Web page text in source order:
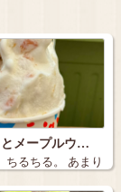
とメープルウ…
ちるちる。 あまり